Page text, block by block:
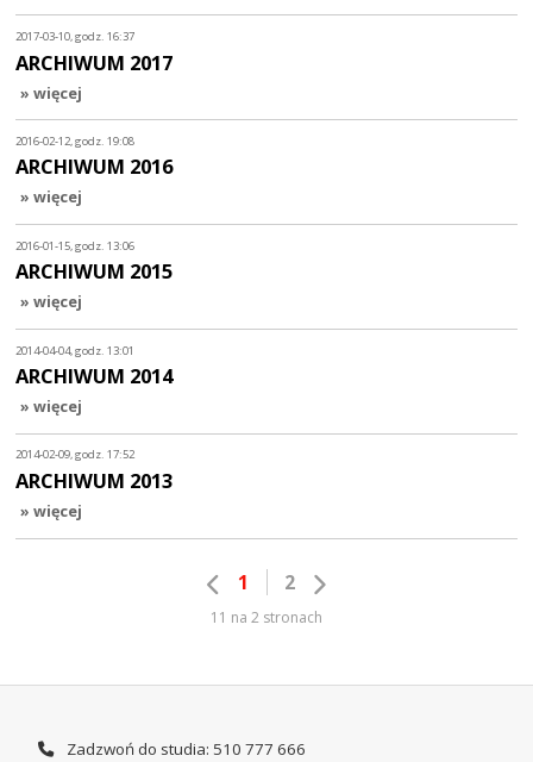
2017-03-10, godz. 16:37
ARCHIWUM 2017
» więcej
2016-02-12, godz. 19:08
ARCHIWUM 2016
» więcej
2016-01-15, godz. 13:06
ARCHIWUM 2015
» więcej
2014-04-04, godz. 13:01
ARCHIWUM 2014
» więcej
2014-02-09, godz. 17:52
ARCHIWUM 2013
» więcej
1 2
11 na 2 stronach
Zadzwoń do studia: 510 777 666